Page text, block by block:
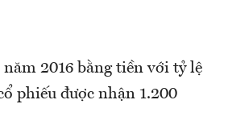
2016 bằng tiền với tỷ lệ
phiếu được nhận 1.200